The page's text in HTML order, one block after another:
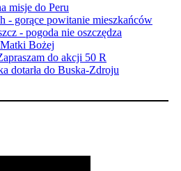
misje do Peru
- gorące powitanie mieszkańców
- pogoda nie oszczędza
Bożej
do akcji 50 R
dotarła do Buska-Zdroju